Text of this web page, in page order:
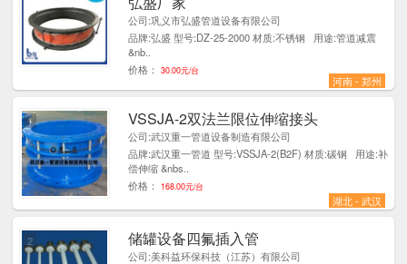
公司:巩义市弘盛管道设备有限公司
品牌:弘盛 型号:DZ-25-2000 材质:不锈钢 用途:管道减震
&nb..
价格：
30.00元/台
河南 - 郑州
VSSJA-2双法兰限位伸缩接头
公司:武汉重一管道设备制造有限公司
品牌:武汉重一管道 型号:VSSJA-2(B2F) 材质:碳钢 用途:补
偿伸缩 &nbs..
价格：
168.00元/台
湖北 - 武汉
1
储罐设备四氟插入管
公司:美科益环保科技（江苏）有限公司
2